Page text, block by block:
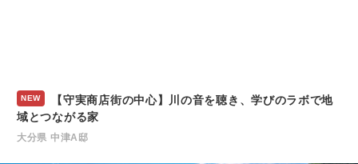
NEW
【守実商店街の中心】川の音を聴き、学びのラボで地
域とつながる家
大分県 中津A邸